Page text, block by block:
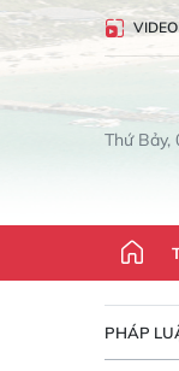
VIDEO
Thứ Bảy,
PHÁP